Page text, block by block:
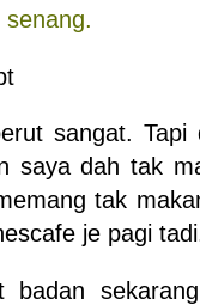
sangat.
saya dah tak
tak
je pagi
badan